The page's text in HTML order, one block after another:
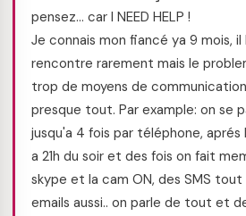
pensez… car I NEED HELP !
Je connais mon fiancé ya 9 mois,
rencontre rarement mais le
trop de moyens de
presque tout. Par example: on se
jusqu'a 4 fois par téléphone,
a 21h du soir et des fois on fait
skype et la cam ON, des SMS
emails aussi.. on parle de tout et